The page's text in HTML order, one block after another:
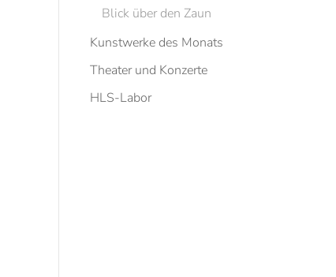
Blick über den Zaun
Kunstwerke des Monats
Theater und Konzerte
HLS-Labor